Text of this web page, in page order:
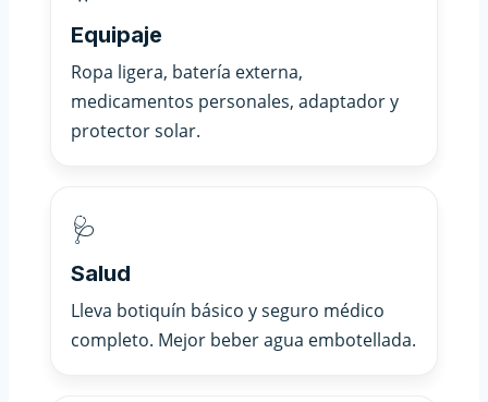
Equipaje
Ropa ligera, batería externa,
medicamentos personales, adaptador y
protector solar.
🩺
Salud
Lleva botiquín básico y seguro médico
completo. Mejor beber agua embotellada.